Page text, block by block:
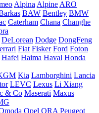
Alpina Alpine ARO
BAW Bentley BMW
Caterham Chana Changhe
DeLorean Dodge DongFeng
Fiat Fisker Ford Foton
Hafei Haima Haval Honda
Kia Lamborghini Lancia
LEVC Lexus Li Xiang
& Co Maserati Maxus
Opel ORA Peugeot